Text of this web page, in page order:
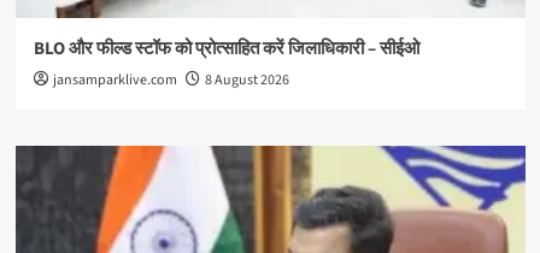
BLO और फील्ड स्टॉफ को प्रोत्साहित करें जिलाधिकारी – सीईओ
jansamparklive.com 8 August 2026